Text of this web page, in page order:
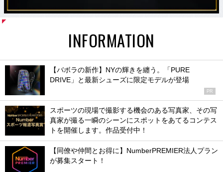
INFORMATION
【バボラの新作】NYの輝きを纏う。「PURE
DRIVE」と最新シューズに限定モデルが登場
PR
スポーツの現場で撮影する機会のある写真家、その写
真家が撮る一瞬のシーンにスポットをあてるコンテス
トを開催します。作品受付中！
【同僚や仲間とお得に】NumberPREMIER法人プラン
が募集スタート！